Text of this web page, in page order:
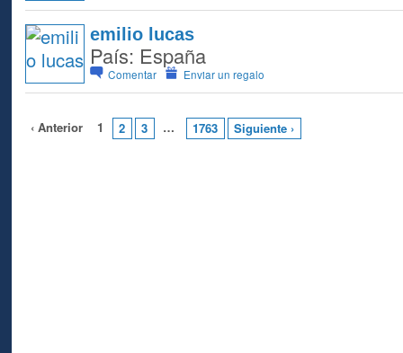
emilio lucas
País: España
Comentar Enviar un regalo
‹ Anterior 1 2 3 … 1763 Siguiente ›